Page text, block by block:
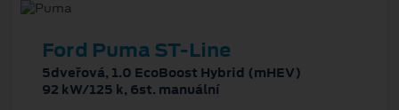
Ford Puma ST-Line
5dveřová, 1.0 EcoBoost Hybrid (mHEV)
92 kW/125 k, 6st. manuální